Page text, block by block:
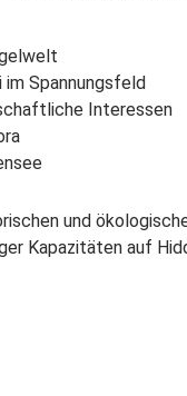
Spannungsfeld
Interessen
und
Kapazitäten auf